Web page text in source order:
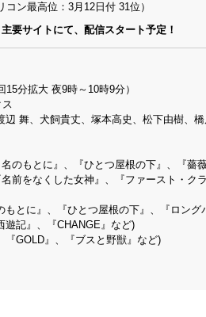
ン最高位：3月12日付 31位）
要サイトにて、配信スタート予定！
分拡大 夜9時～10時9分）
辺 舞、犬飼貴丈、塚本高史、松下由樹、
のもとに』、『ひとつ屋根の下』、『薔
前をなくした女神』、『ファースト・ク
とに』、『ひとつ屋根の下』、『ロング
遊記』、『CHANGE』など)
GOLD』、『ブスと野獣』など)